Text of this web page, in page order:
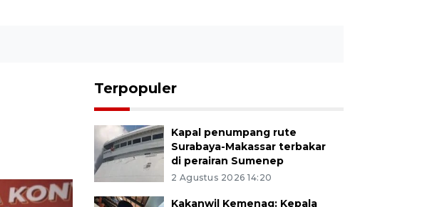
Terpopuler
Kapal penumpang rute
Surabaya-Makassar terbakar
di perairan Sumenep
2 Agustus 2026 14:20
Kakanwil Kemenag: Kepala